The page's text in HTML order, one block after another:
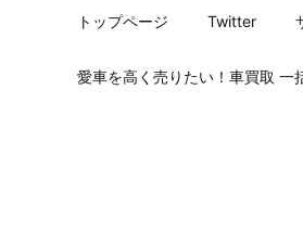
トップページ Twitter
愛車を高く売りたい！車買取 一